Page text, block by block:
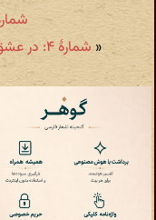
شمارهٔ ۶: عمریست که دست
« شمارهٔ ۴: در عشق تو شهرۀ آفاقم